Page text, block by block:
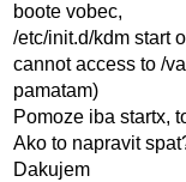
boote vobec,
/etc/init.d/kdm start
cannot access to /
pamatam)
Pomoze iba startx,
Ako to napravit
Dakujem